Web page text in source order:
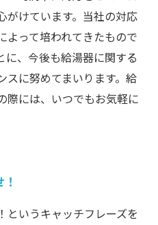
がけています。当社の対応
よって培われてきたもので
に、今後も給湯器に関する
スに努めてまいります。給
際には、いつでもお気軽に
というキャッチフレーズを